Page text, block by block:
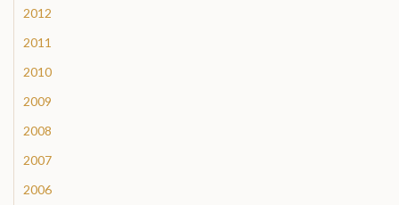
2012
2011
2010
2009
2008
2007
2006